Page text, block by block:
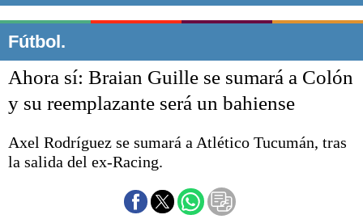
Punta Alta
El mundo
Seguridad
Deportes
Escenario Olímpico
Fútbol
Fútbol.
Ahora sí: Braian Guille se sumará a Colón
y su reemplazante será un bahiense
Axel Rodríguez se sumará a Atlético Tucumán, tras
la salida del ex-Racing.